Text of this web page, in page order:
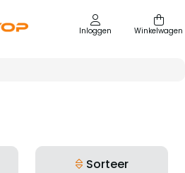
Inloggen Winkelwagen
Sorteer